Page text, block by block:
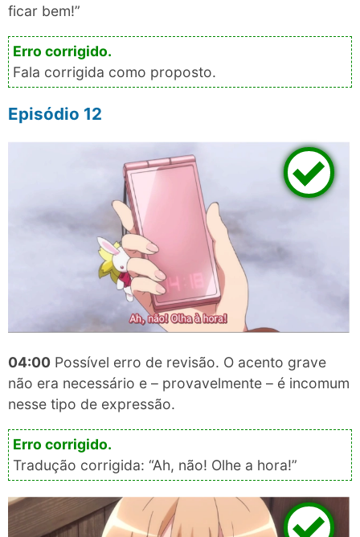
ficar bem!”
Fala corrigida como proposto.
Episódio 12
04:00 Possível erro de revisão. O acento grave
não era necessário e – provavelmente – é incomum
nesse tipo de expressão.
Tradução corrigida: “Ah, não! Olhe a hora!”